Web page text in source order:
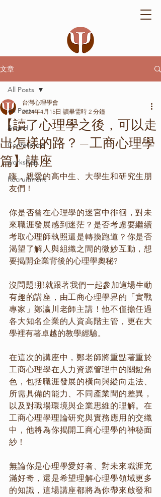
文章
All Posts
Award
Conference
workshop
Recruitment
All Posts
【讀了心理學之後，可以走
出怎樣的路？—工商心理學
篇】講座
台灣心理學會
2024年4月15日 讀畢需時 2 分鐘
嗨，親愛的高中生、大學生和研究生朋
友們！
你是否曾在心理學的迷宮中徘徊，對未
來職涯發展感到迷茫？是否考慮要繼續
考取心理師執照還是轉換跑道？你是否
渴望了解人與組織之間的微妙互動，想
要揭開企業背後的心理學奧秘?
沒問題!那就跟著我們一起參加這場生動
有趣的講座，由工商心理學界的「實戰
專家」鄭瀛川老師主講！他不僅擔任過
各大知名企業的人資高階主管，更在大
學裡有著卓越的教學經驗。
在這次的講座中，鄭老師將重點著重於
工商心理學在人力資源管理中的關鍵角
色，包括職涯發展的橫向與縱向走法、
所需具備的能力、不同產業間的差異，
以及對職場環境與企業思維的理解。在
工商心理學理論研究與實務應用的交織
中，他將為你揭開工商心理學的神秘面
紗！
無論你是心理學愛好者、對未來職涯充
滿好奇，還是希望理解心理學領域更多
的知識，這場講座都將為你帶來啟發和